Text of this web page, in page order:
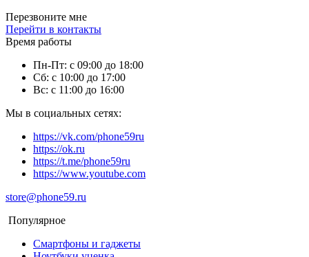
Перезвоните мне
Перейти в контакты
Время работы
Пн-Пт: с 09:00 до 18:00
Сб: с 10:00 до 17:00
Вс: с 11:00 до 16:00
Мы в социальных сетях:
https://vk.com/phone59ru
https://ok.ru
https://t.me/phone59ru
https://www.youtube.com
store@phone59.ru
Популярное
Смартфоны и гаджеты